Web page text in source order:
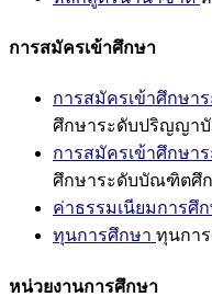
การสมัครเข้าศึกษา
การสมัครเข้าศึกษ
ศึกษาระดับปริญญา
การสมัครเข้าศึกษ
ศึกษาระดับบัณฑิตศึ
ค่าธรรมเนียมการศึ
ทุนการศึกษา ทุนกา
หน่วยงานการศึกษา